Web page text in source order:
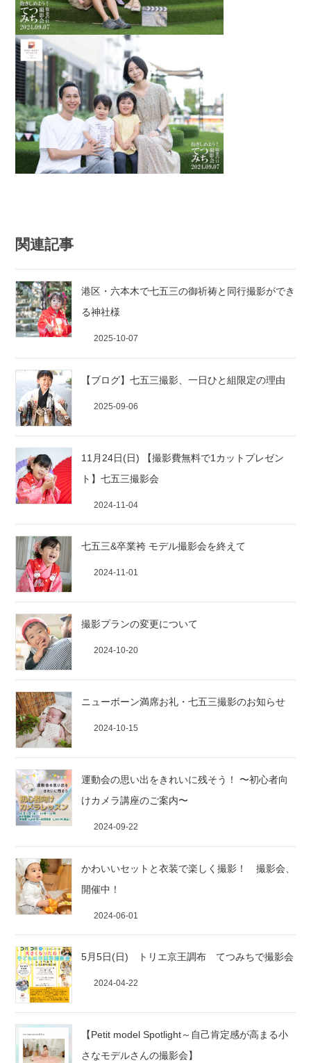
関連記事
港区・六本木で七五三の御祈祷と同行撮影ができ
る神社様
2025-10-07
【ブログ】七五三撮影、一日ひと組限定の理由
2025-09-06
11月24日(日) 【撮影費無料で1カットプレゼン
ト】七五三撮影会
2024-11-04
七五三&卒業袴 モデル撮影会を終えて
2024-11-01
撮影プランの変更について
2024-10-20
ニューボーン満席お礼・七五三撮影のお知らせ
2024-10-15
運動会の思い出をきれいに残そう！ 〜初心者向
けカメラ講座のご案内〜
2024-09-22
かわいいセットと衣装で楽しく撮影！ 撮影会、
開催中！
2024-06-01
5月5日(日) トリエ京王調布 てつみちで撮影会
2024-04-22
【Petit model Spotlight～自己肯定感が高まる小
さなモデルさんの撮影会】